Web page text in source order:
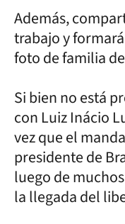
Además,
trabajo y
foto de familia
Si bien no está
con Luiz Inácio
vez que el
presidente de
luego de
la llegada del